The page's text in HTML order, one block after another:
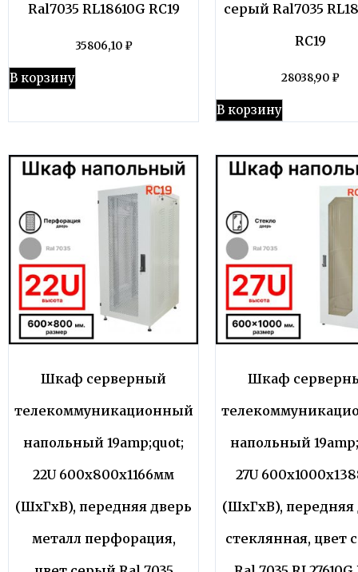
Ral7035 RL18610G RC19
35806,10 ₽
В корзину
серый Ral7035
RC19
28038,90 ₽
В корзину
Шкаф серверный
телекоммуникационный
напольный 19amp;quot;
22U 600x800x1166мм
(ШхГхВ), передняя дверь
металл перфорация,
Шкаф
напольный
27U
(ШхГхВ), передняя
стеклянная, цвет